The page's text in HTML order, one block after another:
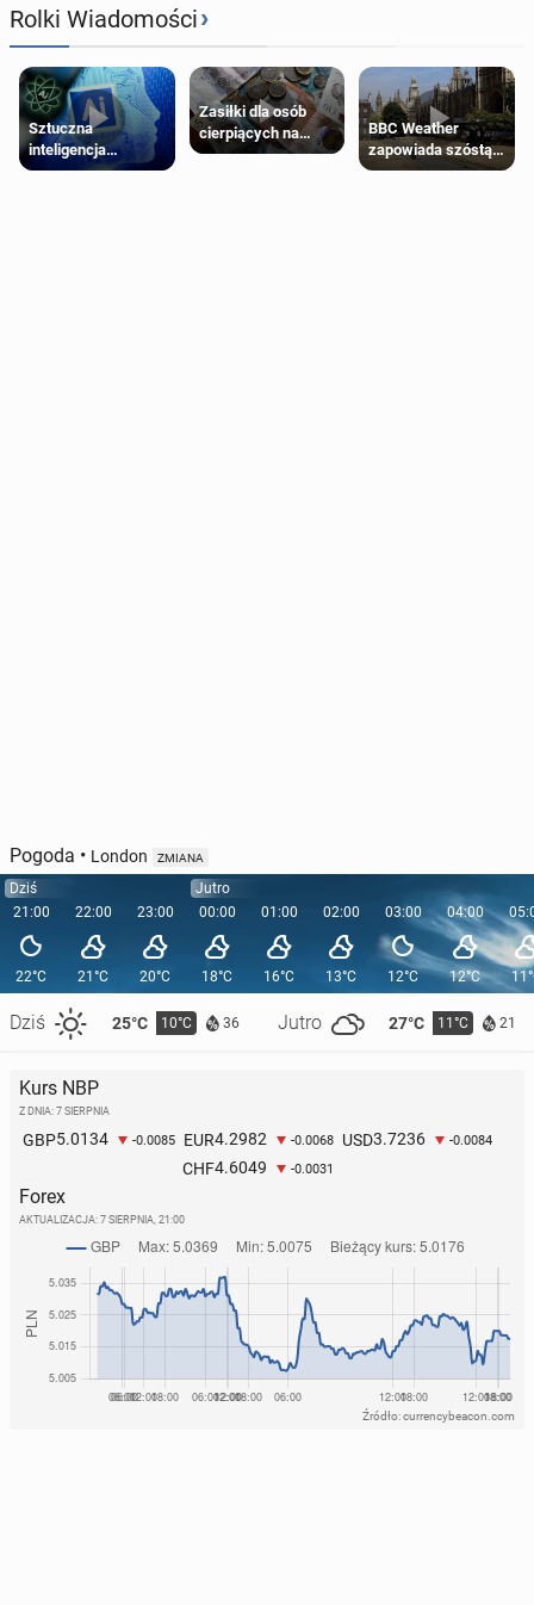
Rolki Wiadomości›
Sztuczna
inteligencja
próbowała oszukać
Zasiłki dla osób
cierpiących na
schorzenia
BBC Weather
zapowiada szóstą
falę upałów w
Pogoda • London ZMIANA
Dziś
21:00
22°C
Dziś 25°C 10°C 36 Jutro 27°C 11°C 21
22:00
21°C
23:00
20°C
Jutro
00:00
18°C
01:00
16°C
02:00
13°C
03:00
12°C
04:00
12°C
Kurs NBP
Z DNIA: 7 SIERPNIA
GBP5.0134 -0.0085 EUR4.2982 -0.0068 USD3.7236 -0.0084
CHF4.6049 -0.0031
Forex
AKTUALIZACJA: 7 SIERPNIA, 21:00
Źródło: currencybeacon.com